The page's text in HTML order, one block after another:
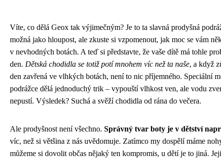
Víte, co dělá Geox tak výjimečným? Je to ta slavná prodyšná
možná jako hloupost, ale zkuste si vzpomenout, jak moc se vám
v nevhodných botách. A teď si představte, že vaše dítě má tohle
den. Dětská chodidla se totiž potí mnohem víc než ta naše, a když
den zavřená ve vlhkých botách, není to nic příjemného. Speciální
podrážce dělá jednoduchý trik – vypouští vlhkost ven, ale vodu
nepustí. Výsledek? Suchá a svěží chodidla od rána do večera.
Ale prodyšnost není všechno. Správný tvar boty je v dětství
víc, než si většina z nás uvědomuje. Zatímco my dospělí máme
můžeme si dovolit občas nějaký ten kompromis, u dětí je to jiná.